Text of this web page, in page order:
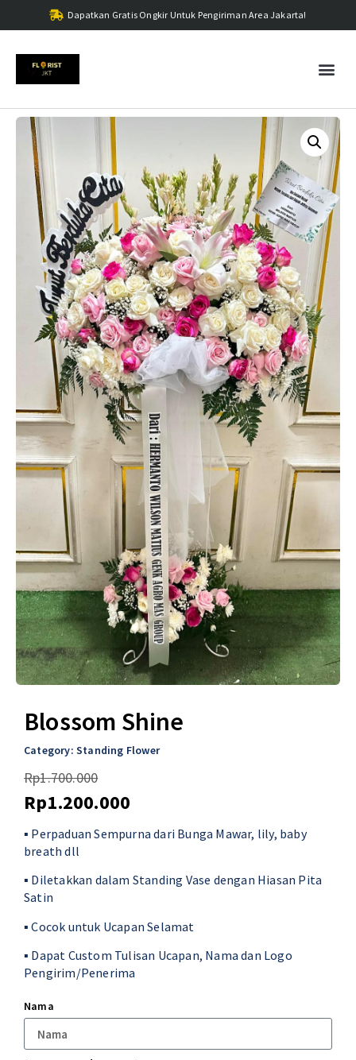
Dapatkan Gratis Ongkir Untuk Pengiriman Area Jakarta!
Blossom Shine
Category: Standing Flower
Rp1.700.000
Rp1.200.000
▪ Perpaduan Sempurna dari Bunga Mawar, lily, baby
breath dll
▪ Diletakkan dalam Standing Vase dengan Hiasan Pita
Satin
▪ Cocok untuk Ucapan Selamat
▪ Dapat Custom Tulisan Ucapan, Nama dan Logo
Pengirim/Penerima
Nama